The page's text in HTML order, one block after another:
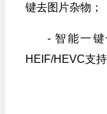
键去图片杂物；
- 智能一
HEIF/HEVC支持